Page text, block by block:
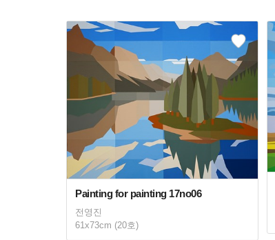
Painting for painting 17no06
전영진
61x73cm (20호)